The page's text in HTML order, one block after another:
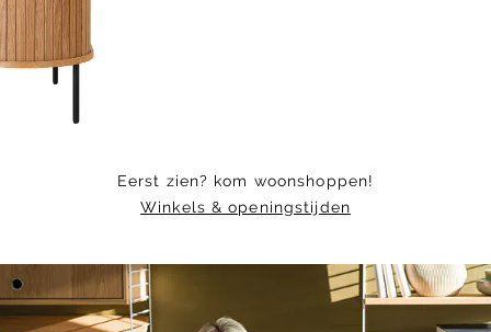
of
10
Eerst zien? kom woonshoppen!
Winkels & openingstijden